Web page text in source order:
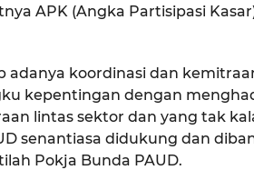
APK (Angka Partisipasi
adanya koordinasi dan
kepentingan dengan
lintas sektor dan yang tak
senantiasa didukung dan
Pokja Bunda PAUD.